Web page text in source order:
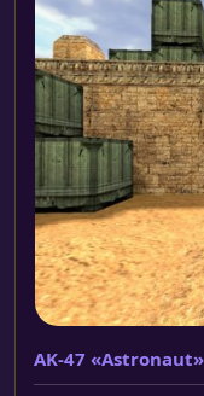
AK-47 «Astronaut»